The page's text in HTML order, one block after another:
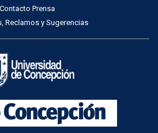
Contacto Prensa
Reclamos y Sugerencias